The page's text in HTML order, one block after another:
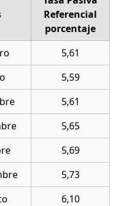
Referencial
porcentaje
5,61
5,59
5,61
5,65
5,69
5,73
6,10